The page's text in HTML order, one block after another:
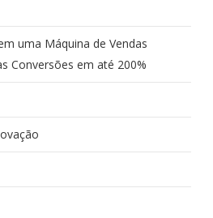
uma Máquina de Vendas
Conversões em até 200%